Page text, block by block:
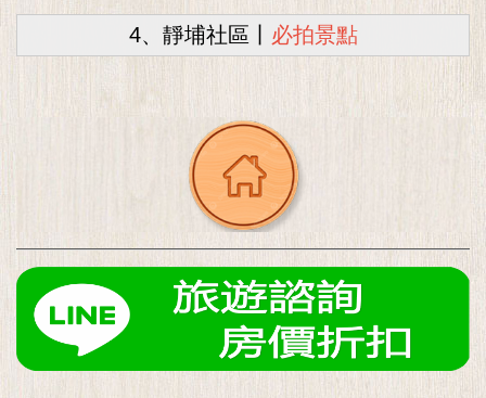
4、靜埔社區丨 必拍景點